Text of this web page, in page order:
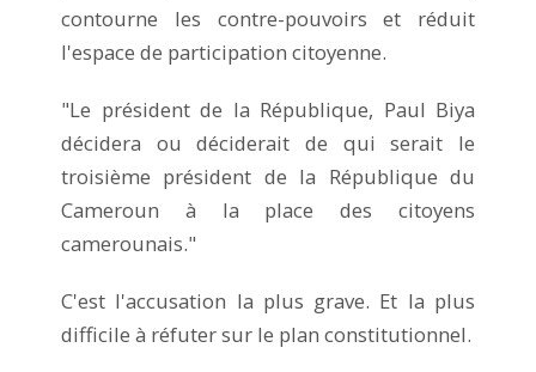
contourne les contre-pouvoirs et réduit
l'espace de participation citoyenne.
"Le président de la République, Paul Biya
décidera ou déciderait de qui serait le
troisième président de la République du
Cameroun à la place des citoyens
camerounais."
C'est l'accusation la plus grave. Et la plus
difficile à réfuter sur le plan constitutionnel.